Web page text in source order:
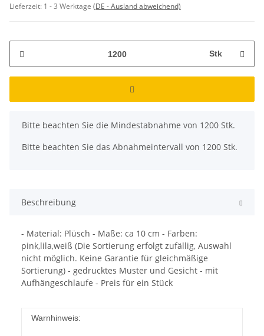
Lieferzeit: 1 - 3 Werktage (DE - Ausland abweichend)
Stk
x
Bitte beachten Sie die Mindestabnahme von 1200 Stk.
Bitte beachten Sie das Abnahmeintervall von 1200 Stk.
Beschreibung
- Material: Plüsch - Maße: ca 10 cm - Farben:
pink,lila,weiß (Die Sortierung erfolgt zufällig, Auswahl
nicht möglich. Keine Garantie für gleichmäßige
Sortierung) - gedrucktes Muster und Gesicht - mit
Aufhängeschlaufe - Preis für ein Stück
Warnhinweis: